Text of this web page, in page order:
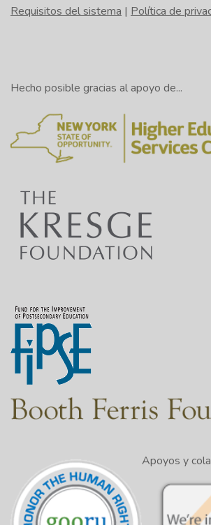
Requisitos del sistema | Política de
Hecho posible gracias al apoyo de...
Apoyos y